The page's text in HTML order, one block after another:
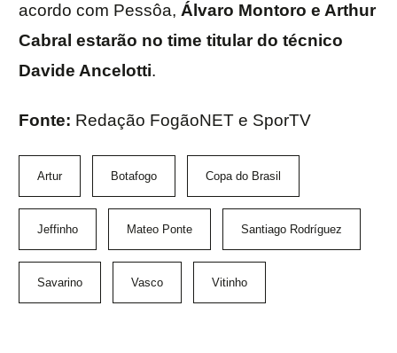
acordo com Pessôa, Álvaro Montoro e Arthur
Cabral estarão no time titular do técnico
Davide Ancelotti.
Fonte: Redação FogãoNET e SporTV
Artur Botafogo Copa do Brasil
Jeffinho Mateo Ponte Santiago Rodríguez
Savarino Vasco Vitinho